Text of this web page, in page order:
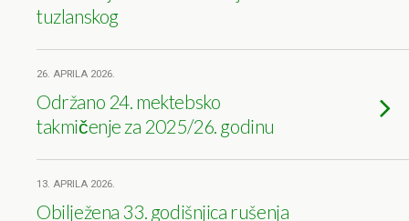
tuzlanskog
26. APRILA 2026.
Održano 24. mektebsko
takmičenje za 2025/26. godinu
13. APRILA 2026.
Obilježena 33. godišnjica rušenja